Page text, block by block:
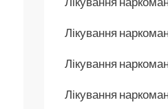
Лікування
Лікування
Лікування